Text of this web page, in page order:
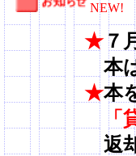
NEW!
★７
本は
★本
「
返却予定